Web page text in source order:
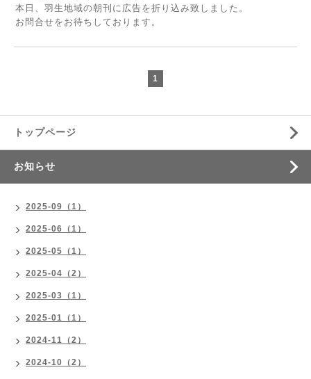
本日、羽生地域の朝刊に広告を折り込み致しました。
お問合せをお待ちしております。
1
トップページ
お知らせ
2025-09（1）
2025-06（1）
2025-05（1）
2025-04（2）
2025-03（1）
2025-01（1）
2024-11（2）
2024-10（2）